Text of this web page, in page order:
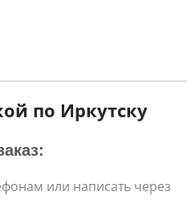
по Иркутску
или написать через